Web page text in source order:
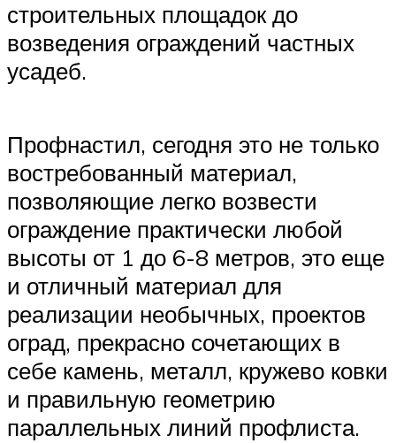
строительных площадок до
возведения ограждений частных
усадеб.
Профнастил, сегодня это не только
востребованный материал,
позволяющие легко возвести
ограждение практически любой
высоты от 1 до 6-8 метров, это еще
и отличный материал для
реализации необычных, проектов
оград, прекрасно сочетающих в
себе камень, металл, кружево ковки
и правильную геометрию
параллельных линий профлиста.